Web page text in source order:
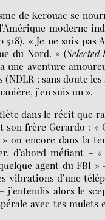
de Kerouac se
moderne
518). « Je ne suis
du Nord. » (Selected
aventure
: sans doute
j’en suis un ».
dans le récit que
son frère Gerardo :
encore dans la
d’abord méfiant –
agent du FBI
vibrations d’une
j’entendis alors le
avec tes